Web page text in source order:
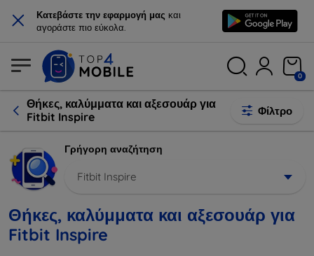
× Κατεβάστε την εφαρμογή μας και
αγοράστε πιο εύκολα.
0
Θήκες, καλύμματα και αξεσουάρ για
Fitbit Inspire
Φίλτρο
Γρήγορη αναζήτηση
Fitbit Inspire
Θήκες, καλύμματα και αξεσουάρ για
Fitbit Inspire